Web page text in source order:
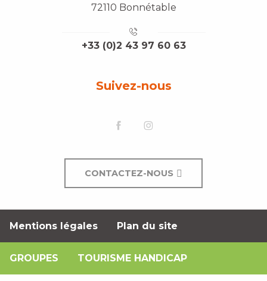
72110 Bonnétable
+33 (0)2 43 97 60 63
Suivez-nous
CONTACTEZ-NOUS
Mentions légales Plan du site
GROUPES TOURISME HANDICAP